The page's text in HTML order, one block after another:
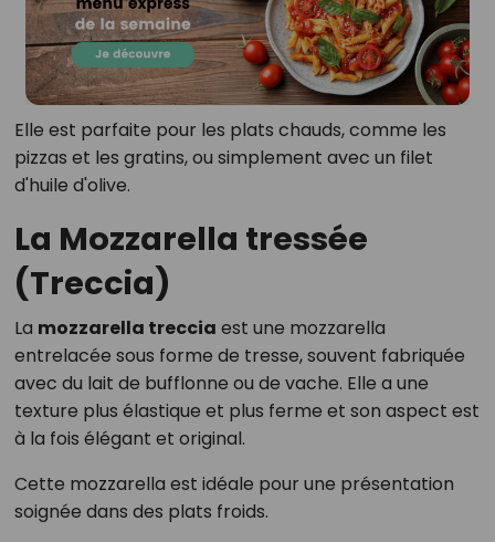
Elle est parfaite pour les plats chauds, comme les
pizzas et les gratins, ou simplement avec un filet
d'huile d'olive.
La Mozzarella tressée
(Treccia)
La mozzarella treccia est une mozzarella
entrelacée sous forme de tresse, souvent fabriquée
avec du lait de bufflonne ou de vache. Elle a une
texture plus élastique et plus ferme et son aspect est
à la fois élégant et original.
Cette mozzarella est idéale pour une présentation
soignée dans des plats froids.